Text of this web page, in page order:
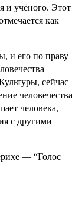
и учёного. Этот
как
и его по праву
сейчас
человечества
человека,
с другими
— “Голос